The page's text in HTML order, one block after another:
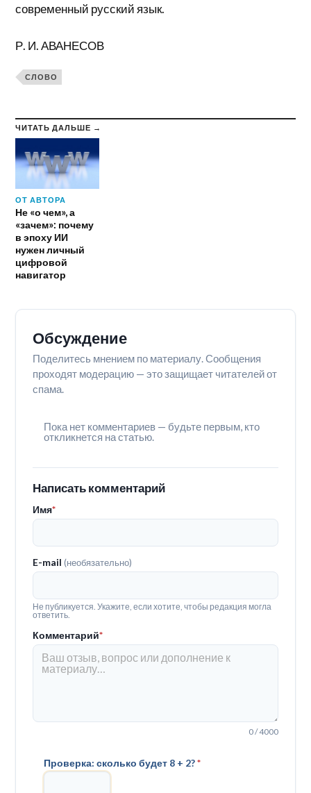
современный русский язык.
Р. И. АВАНЕСОВ
СЛОВО
ЧИТАТЬ ДАЛЬШЕ →
ОТ АВТОРА
Не «о чем», а
«зачем»: почему
в эпоху ИИ
нужен личный
цифровой
навигатор
Обсуждение
Поделитесь мнением по материалу. Сообщения
проходят модерацию — это защищает читателей от
спама.
Пока нет комментариев — будьте первым, кто
откликнется на статью.
Написать комментарий
Имя*
E-mail(необязательно)
Не публикуется. Укажите, если хотите, чтобы редакция могла
ответить.
Комментарий*
0 / 4000
Проверка: сколько будет 8 + 2?*